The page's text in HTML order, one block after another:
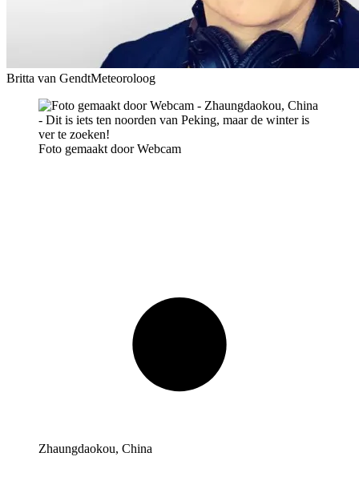
Britta van GendtMeteoroloog
Foto gemaakt door Webcam
Zhaungdaokou, China